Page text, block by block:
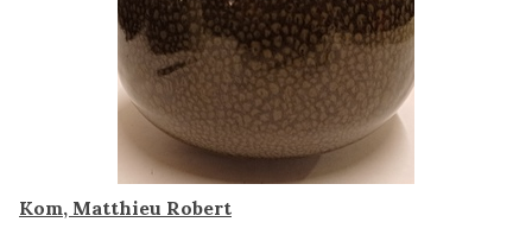
Kom, Matthieu Robert